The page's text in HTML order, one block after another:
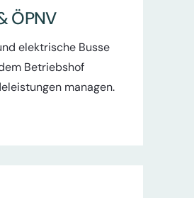
ÖPNV
elektrische Busse
Betriebshof
managen.